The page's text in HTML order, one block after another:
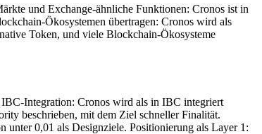
und Exchange-ähnliche Funktionen: Cronos ist in
Ökosystemen übertragen: Cronos wird als
Token, und viele Blockchain-Ökosysteme
Integration: Cronos wird als in IBC integriert
beschrieben, mit dem Ziel schneller Finalität.
unter 0,01 als Designziele. Positionierung als Layer 1: